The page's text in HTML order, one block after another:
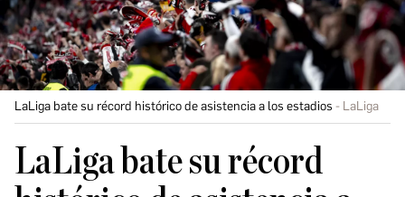
LaLiga bate su récord histórico de asistencia a los estadios LaLiga
LaLiga bate su récord